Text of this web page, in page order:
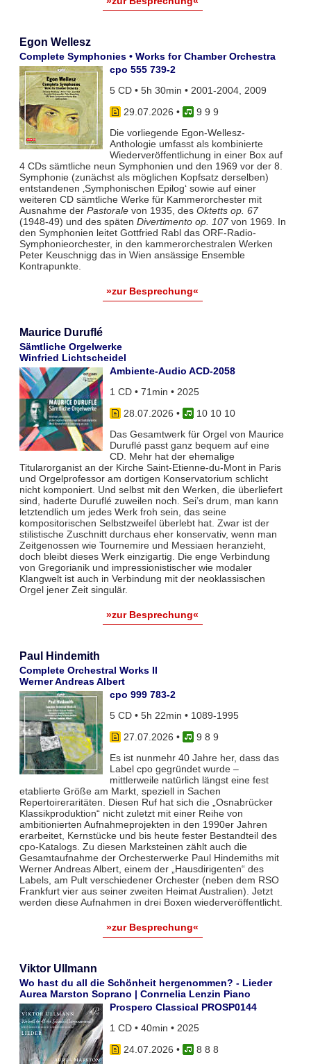
Egon Wellesz
Complete Symphonies • Works for Chamber Orchestra
cpo 555 739-2
5 CD • 5h 30min • 2001-2004, 2009
29.07.2026 •
9 9 9
Die vorliegende Egon-Wellesz-
Anthologie umfasst als kombinierte
Wiederveröffentlichung in einer Box auf
4 CDs sämtliche neun Symphonien und den 1969 vor der 8.
Symphonie (zunächst als möglichen Kopfsatz derselben)
entstandenen ‚Symphonischen Epilog‘ sowie auf einer
weiteren CD sämtliche Werke für Kammerorchester mit
Ausnahme der Pastoralevon 1935, des Oktetts op. 67
(1948-49) und des späten Divertimento op. 107von 1969. In
den Symphonien leitet Gottfried Rabl das ORF-Radio-
Symphonieorchester, in den kammerorchestralen Werken
Peter Keuschnigg das in Wien ansässige Ensemble
Kontrapunkte.
»zur Besprechung«
Maurice Duruflé
Sämtliche Orgelwerke
Winfried Lichtscheidel
Ambiente-Audio ACD-2058
1 CD • 71min • 2025
28.07.2026 •
10 10 10
Das Gesamtwerk für Orgel von Maurice
Duruflé passt ganz bequem auf eine
CD. Mehr hat der ehemalige
Titularorganist an der Kirche Saint-Etienne-du-Mont in Paris
und Orgelprofessor am dortigen Konservatorium schlicht
nicht komponiert. Und selbst mit den Werken, die überliefert
sind, haderte Duruflé zuweilen noch. Sei’s drum, man kann
letztendlich um jedes Werk froh sein, das seine
kompositorischen Selbstzweifel überlebt hat. Zwar ist der
stilistische Zuschnitt durchaus eher konservativ, wenn man
Zeitgenossen wie Tournemire und Messiaen heranzieht,
doch bleibt dieses Werk einzigartig. Die enge Verbindung
von Gregorianik und impressionistischer wie modaler
Klangwelt ist auch in Verbindung mit der neoklassischen
Orgel jener Zeit singulär.
»zur Besprechung«
Paul Hindemith
Complete Orchestral Works II
Werner Andreas Albert
cpo 999 783-2
5 CD • 5h 22min • 1089-1995
27.07.2026 •
9 8 9
Es ist nunmehr 40 Jahre her, dass das
Label cpo gegründet wurde –
mittlerweile natürlich längst eine fest
etablierte Größe am Markt, speziell in Sachen
Repertoireraritäten. Diesen Ruf hat sich die „Osnabrücker
Klassikproduktion“ nicht zuletzt mit einer Reihe von
ambitionierten Aufnahmeprojekten in den 1990er Jahren
erarbeitet, Kernstücke und bis heute fester Bestandteil des
cpo-Katalogs. Zu diesen Marksteinen zählt auch die
Gesamtaufnahme der Orchesterwerke Paul Hindemiths mit
Werner Andreas Albert, einem der „Hausdirigenten“ des
Labels, am Pult verschiedener Orchester (neben dem RSO
Frankfurt vier aus seiner zweiten Heimat Australien). Jetzt
werden diese Aufnahmen in drei Boxen wiederveröffentlicht.
»zur Besprechung«
Viktor Ullmann
Wo hast du all die Schönheit hergenommen? - Lieder
Aurea Marston Soprano | Conrnelia Lenzin Piano
Prospero Classical PROSP0144
1 CD • 40min • 2025
24.07.2026 •
8 8 8